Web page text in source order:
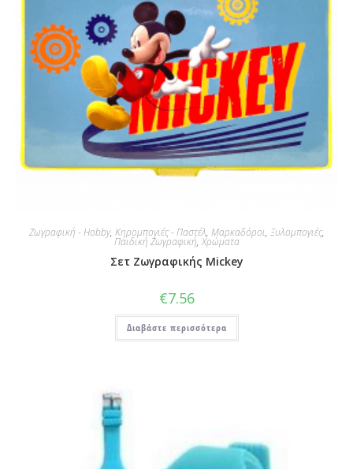
Ζωγραφική - Hobby, Κηρομπογιές - Παστέλ, Μαρκαδόροι, Ξυλομπογιές,
Παιδική Ζωγραφική,Χρώματα
Σετ Ζωγραφικής Mickey
€7.56
Διαβάστε περισσότερα